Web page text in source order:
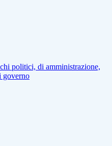
politici, di amministrazione,
governo